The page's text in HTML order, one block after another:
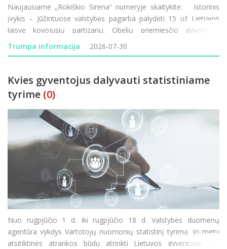
Naujausiame „Rokiškio Sirena“ numeryje skaitykite: Istorinis
įvykis – Jūžintuose valstybės pagarba palydėti 15 už Lietuvos
laisvę kovojusių partizanų. Obelių priemiesčio gyventojai
nebegali taikstytis su kasdienėmis dulkių problemomis. Rokiškio
Rudolf
Trumpa informacija 2026-07-30
Kvies gyventojus dalyvauti statistiniame
tyrime (0)
Nuo rugpjūčio 1 d. iki rugpjūčio 18 d. Valstybės duomenų
agentūra vykdys Vartotojų nuomonių statistinį tyrimą. Jo metu
atsitiktinės atrankos būdu atrinkti Lietuvos gyventojai bus